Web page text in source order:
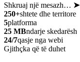
Shkruaj një mesazh… ➤
250+shtete dhe territore
5platforma
25 MBndarje skedarësh
24/7qasje nga webi
Gjithçka që të duhet